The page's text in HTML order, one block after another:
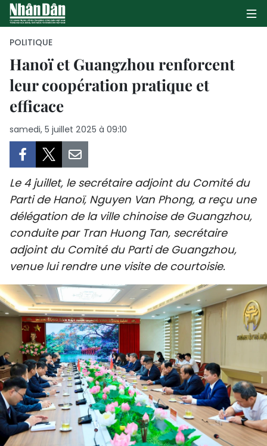
PAGE D'ACCUEIL
CULTURE
TOURISME
ENVIRONNEMENT
SPORT
FRANCOPHONIE
PAYS NATAL
INTERNATIONAL
MÉGASTORIE
INFOGRAPHIE
POLITIQUE
Hanoï et Guangzhou renforcent
leur coopération pratique et
efficace
samedi, 5 juillet 2025 à 09:10
Le 4 juillet, le secrétaire adjoint du Comité du
Parti de Hanoï, Nguyen Van Phong, a reçu une
délégation de la ville chinoise de Guangzhou,
conduite par Tran Huong Tan, secrétaire
adjoint du Comité du Parti de Guangzhou,
venue lui rendre une visite de courtoisie.